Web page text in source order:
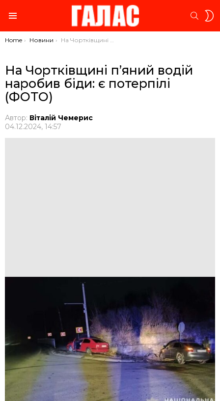
You are here:
Home Новини На Чортківщині п’яний водій наробив біди: є потерпілі (ФОТО)
На Чортківщині п’яний водій
наробив біди: є потерпілі
(ФОТО)
Автор: Віталій Чемерис
04.12.2024, 14:57